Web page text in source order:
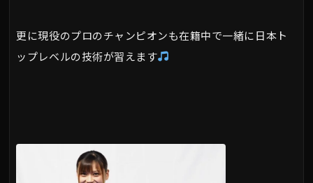
更に現役のプロのチャンピオンも在籍中で一緒に日本ト
ップレベルの技術が習えます